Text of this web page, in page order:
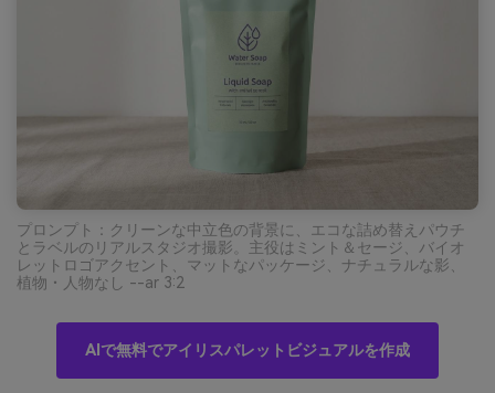
プロンプト：クリーンな中立色の背景に、エコな詰め替えパウチ
とラベルのリアルスタジオ撮影。主役はミント＆セージ、バイオ
レットロゴアクセント、マットなパッケージ、ナチュラルな影、
植物・人物なし --ar 3:2
AIで無料でアイリスパレットビジュアルを作成